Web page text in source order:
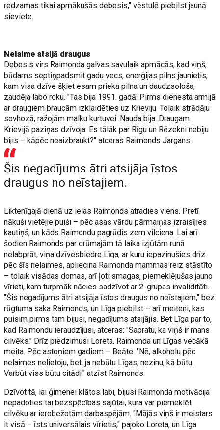
redzamas tikai apmākušās debesis," vēstulē piebilst jaunā
sieviete.
Nelaime atsijā draugus
Debesis virs Raimonda galvas savulaik apmācās, kad viņš,
būdams septiņpadsmit gadu vecs, enerģijas pilns jaunietis,
kam visa dzīve šķiet esam prieka pilna un daudzsološa,
zaudēja labo roku. "Tas bija 1991. gadā. Pirms dienesta armijā
ar draugiem braucām izklaidēties uz Krieviju. Tolaik strādāju
sovhozā, ražojām malku kurtuvei. Nauda bija. Draugam
Krievijā paziņas dzīvoja. Es tālāk par Rīgu un Rēzekni nebiju
bijis – kāpēc neaizbraukt?" atceras Raimonds Jargans.
Šis negadījums ātri atsijāja īstos
draugus no neīstajiem.
Liktenīgajā dienā uz ielas Raimonds atradies viens. Pretī
nākuši vietējie puiši – pēc asas vārdu pārmaiņas izraisījies
kautiņš, un kāds Raimondu pagrūdis zem vilciena. Lai arī
šodien Raimonds par drūmajām tā laika izjūtām runā
nelabprāt, viņa dzīvesbiedre Līga, ar kuru iepazinušies drīz
pēc šīs nelaimes, apliecina Raimonda mammas reiz stāstīto
– tolaik visādas domas, arī ļoti smagas, piemeklējušas jauno
vīrieti, kam turpmāk nācies sadzīvot ar 2. grupas invaliditāti.
"Šis negadījums ātri atsijāja īstos draugus no neīstajiem," bez
rūgtuma saka Raimonds, un Līga piebilst – arī meiteni, kas
puisim pirms tam bijusi, negadījums atsijājis. Bet Līga par to,
kad Raimondu ieraudzījusi, atceras: "Sapratu, ka viņš ir mans
cilvēks." Drīz piedzimusi Loreta, Raimonda un Līgas vecākā
meita. Pēc astoņiem gadiem – Beāte. "Nē, alkoholu pēc
nelaimes nelietoju, bet, ja nebūtu Līgas, nezinu, kā būtu.
Varbūt viss būtu citādi," atzīst Raimonds.
Dzīvot tā, lai ģimenei klātos labi, bijusi Raimonda motivācija
nepadoties tai bezspēcības sajūtai, kura var piemeklēt
cilvēku ar ierobežotām darbaspējām. "Mājās viņš ir meistars
it visā – īsts universālais vīrietis," pajoko Loreta, un Līga